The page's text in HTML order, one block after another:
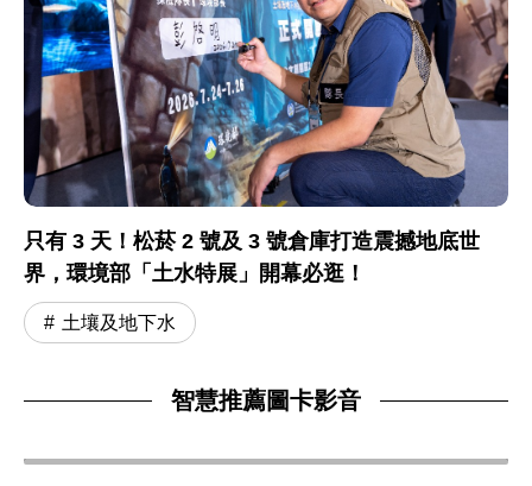
只有 3 天！松菸 2 號及 3 號倉庫打造震撼地底世
界，環境部「土水特展」開幕必逛！
土壤及地下水
智慧推薦圖卡影音